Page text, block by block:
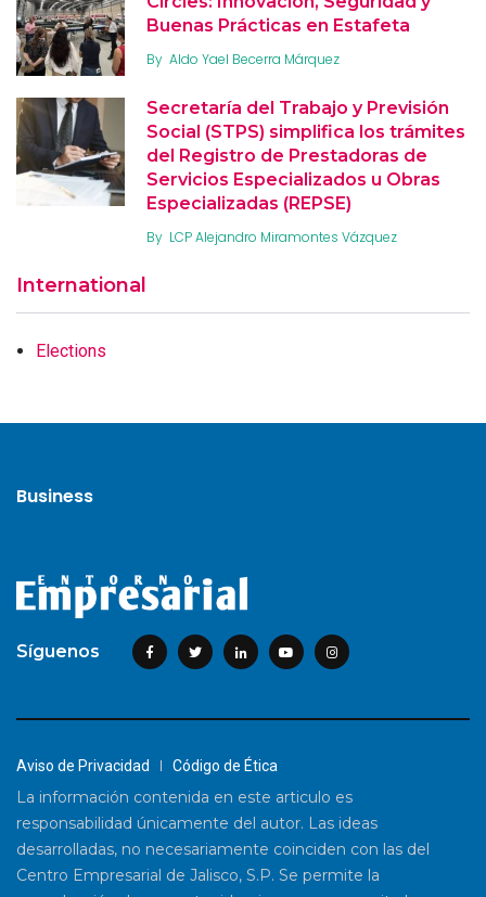
Buenas Prácticas en Estafeta
By Aldo Yael Becerra Márquez
Secretaría del Trabajo y Previsión
Social (STPS) simplifica los trámites
del Registro de Prestadoras de
Servicios Especializados u Obras
Especializadas (REPSE)
By LCP Alejandro Miramontes Vázquez
International
Elections
Business
Síguenos
Aviso de Privacidad Código de Ética
La información contenida en este articulo es
responsabilidad únicamente del autor. Las ideas
desarrolladas, no necesariamente coinciden con las del
Centro Empresarial de Jalisco, S.P. Se permite la